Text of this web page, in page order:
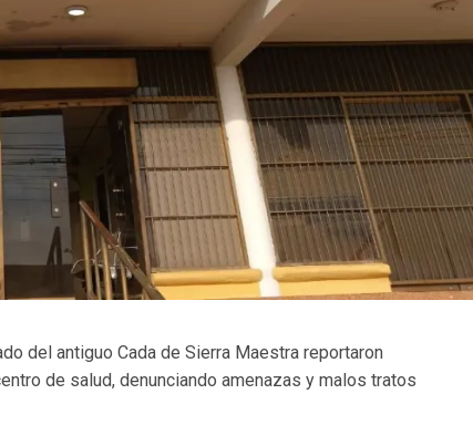
del antiguo Cada de Sierra Maestra reportaron
de salud, denunciando amenazas y malos tratos